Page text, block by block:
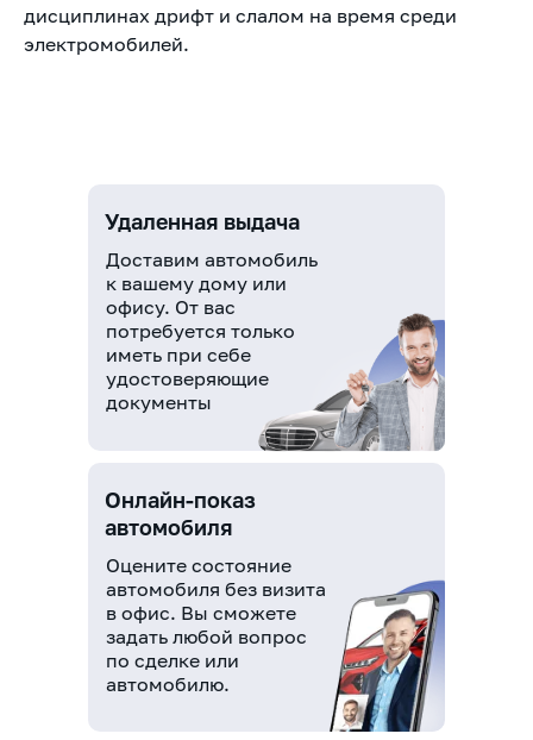
дисциплинах дрифт и слалом на время среди
электромобилей.
Доставим автомобиль
к вашему дому или
офису. От вас
потребуется только
иметь при себе
удостоверяющие
документы
Оцените состояние
автомобиля без визита
в офис. Вы сможете
задать любой вопрос
по сделке или
автомобилю.
Удаленная выдача
Онлайн-показ
автомобиля